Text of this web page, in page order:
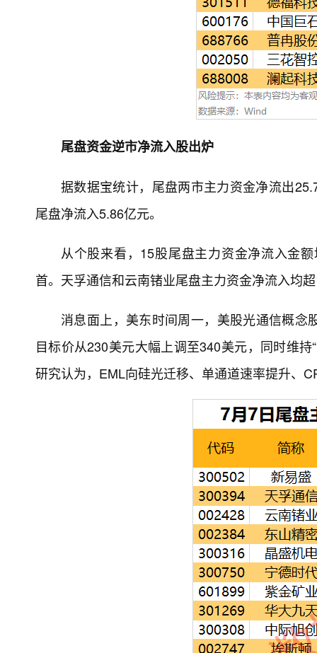
尾盘资金逆市净流入股出炉
据数据宝统计，尾盘两市主力资金净流出
尾盘净流入5.86亿元。
从个股来看，15股尾盘主力资金净流入金
首。天孚通信和云南锗业尾盘主力资金净流入均
消息面上，美东时间周一，美股光通信概念
目标价从230美元大幅上调至340美元，同时维
研究认为，EML向硅光迁移、单通道速率提升、